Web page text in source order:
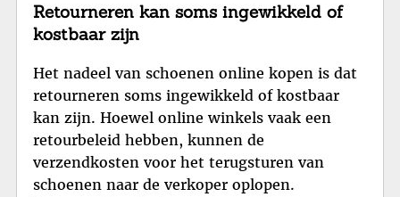
Retourneren kan soms ingewikkeld of
kostbaar zijn
Het nadeel van schoenen online kopen is dat
retourneren soms ingewikkeld of kostbaar
kan zijn. Hoewel online winkels vaak een
retourbeleid hebben, kunnen de
verzendkosten voor het terugsturen van
schoenen naar de verkoper oplopen.